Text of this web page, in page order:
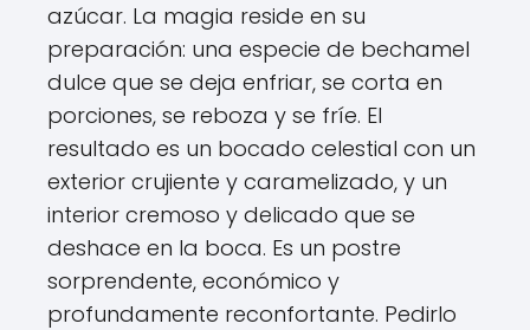
azúcar. La magia reside en su
preparación: una especie de bechamel
dulce que se deja enfriar, se corta en
porciones, se reboza y se fríe. El
resultado es un bocado celestial con un
exterior crujiente y caramelizado, y un
interior cremoso y delicado que se
deshace en la boca. Es un postre
sorprendente, económico y
profundamente reconfortante. Pedirlo